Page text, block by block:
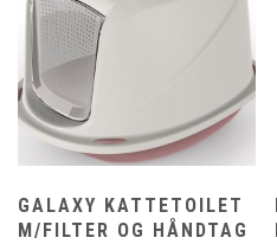
GALAXY KATTETOILET
M/FILTER OG HÅNDTAG